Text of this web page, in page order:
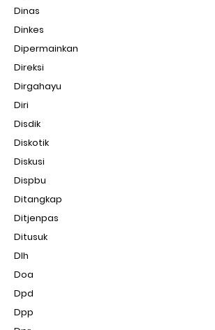
Dinas
Dinkes
Dipermainkan
Direksi
Dirgahayu
Diri
Disdik
Diskotik
Diskusi
Dispbu
Ditangkap
Ditjenpas
Ditusuk
Dlh
Doa
Dpd
Dpp